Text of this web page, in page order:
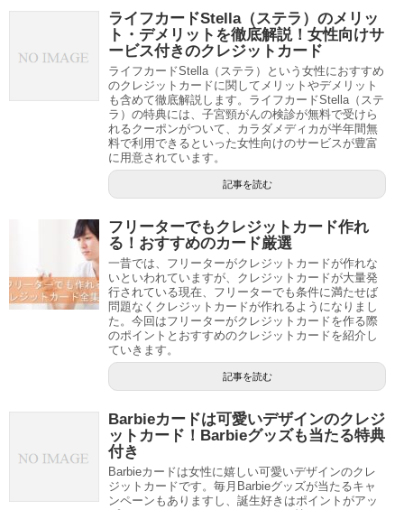
ライフカードStella（ステラ）のメリッ
ト・デメリットを徹底解説！女性向けサ
ービス付きのクレジットカード
ライフカードStella（ステラ）という女性におすすめ
のクレジットカードに関してメリットやデメリット
も含めて徹底解説します。ライフカードStella（ステ
ラ）の特典には、子宮頸がんの検診が無料で受けら
れるクーポンがついて、カラダメディカが半年間無
料で利用できるといった女性向けのサービスが豊富
に用意されています。
記事を読む
フリーターでもクレジットカード作れ
る！おすすめのカード厳選
一昔では、フリーターがクレジットカードが作れな
いといわれていますが、クレジットカードが大量発
行されている現在、フリーターでも条件に満たせば
問題なくクレジットカードが作れるようになりまし
た。今回はフリーターがクレジットカードを作る際
のポイントとおすすめのクレジットカードを紹介し
ていきます。
記事を読む
Barbieカードは可愛いデザインのクレジ
ットカード！Barbieグッズも当たる特典
付き
Barbieカードは女性に嬉しい可愛いデザインのクレ
ジットカードです。毎月Barbieグッズが当たるキャ
ンペーンもありますし、誕生好きはポイントがアッ